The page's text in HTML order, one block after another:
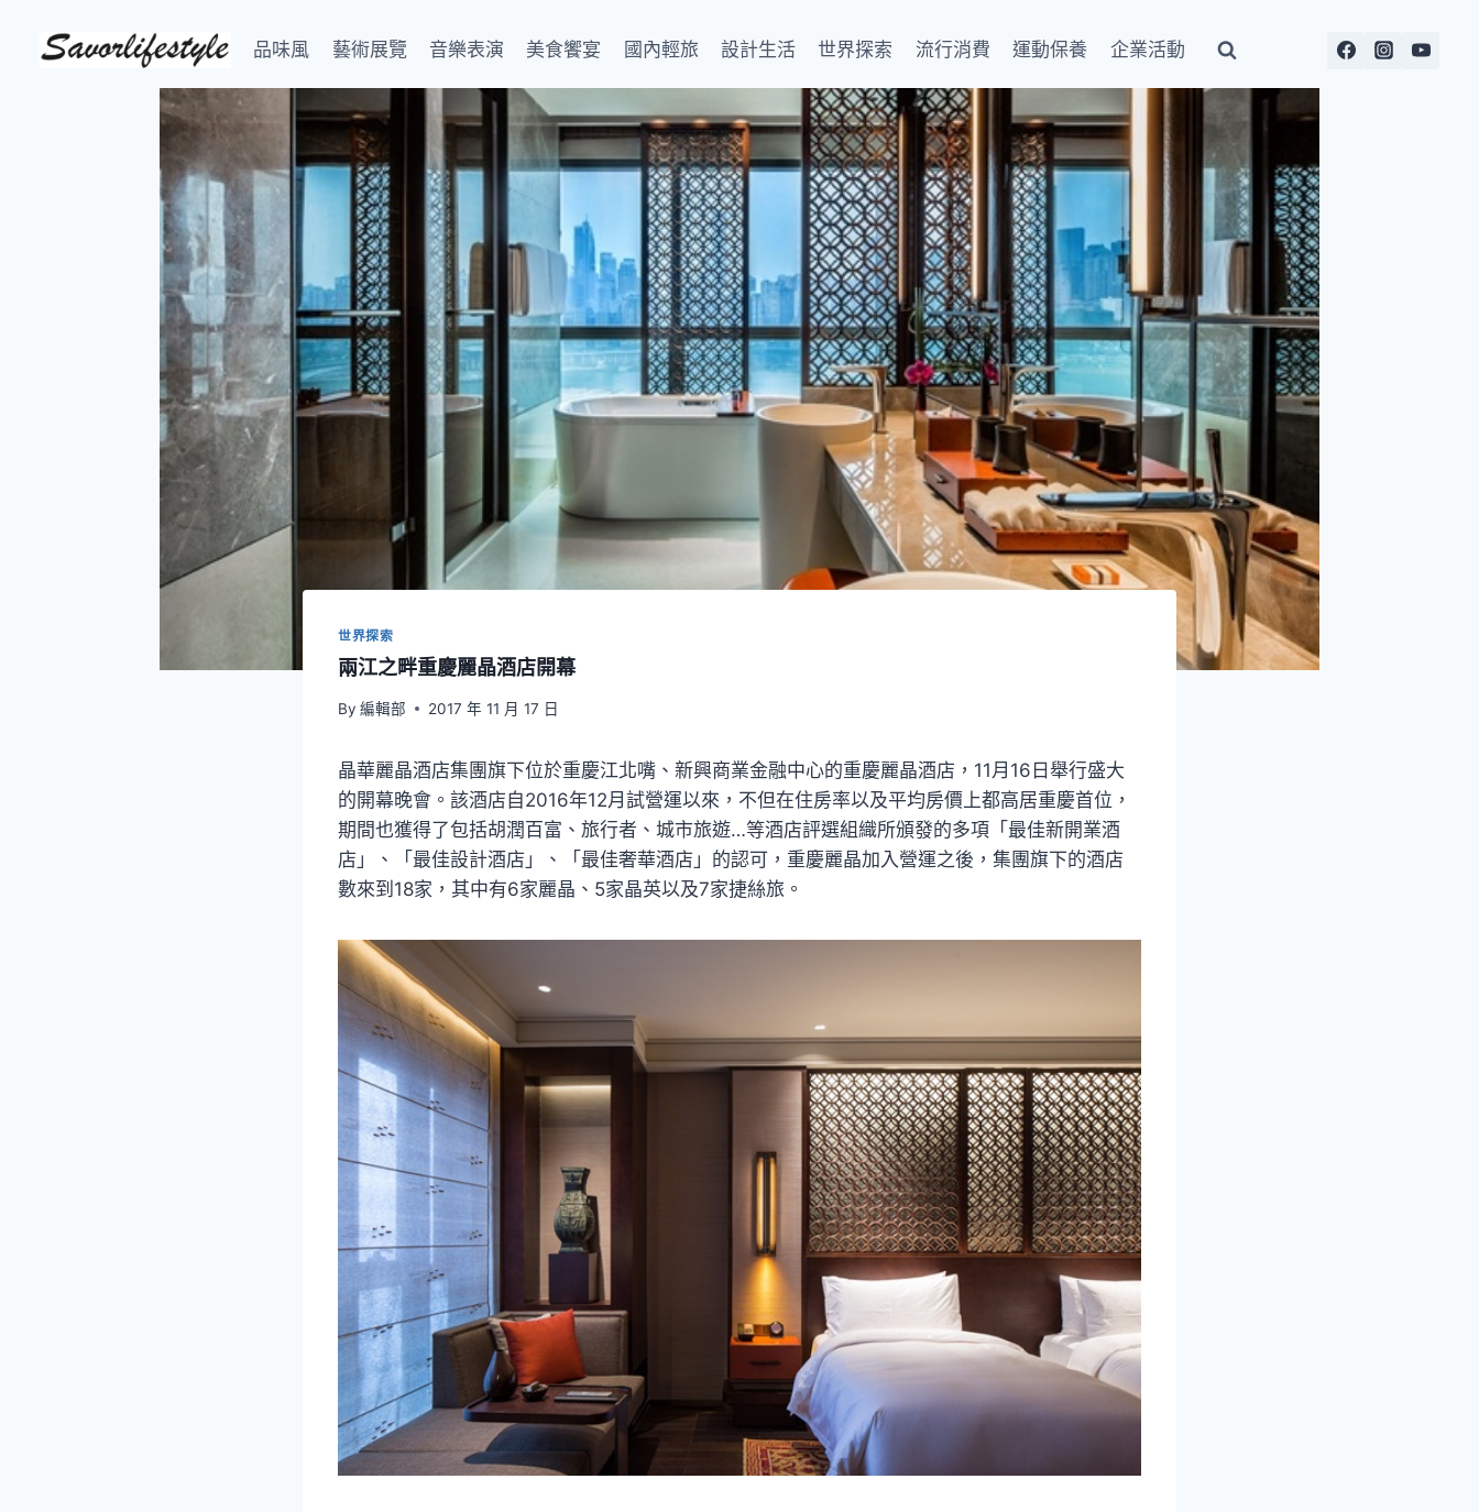
品味風 藝術展覽 音樂表演 美食饗宴 國內輕旅 設計生活 世界探索 流行消費 運動保養 企業活動
世界探索
兩江之畔重慶麗晶酒店開幕
By 編輯部 2017 年 11 月 17 日
晶華麗晶酒店集團旗下位於重慶江北嘴、新興商業金融中心的重慶麗晶酒店，11月16日舉行盛大
的開幕晚會。該酒店自2016年12月試營運以來，不但在住房率以及平均房價上都高居重慶首位，
期間也獲得了包括胡潤百富、旅行者、城市旅遊…等酒店評選組織所頒發的多項「最佳新開業酒
店」、「最佳設計酒店」、「最佳奢華酒店」的認可，重慶麗晶加入營運之後，集團旗下的酒店
數來到18家，其中有6家麗晶、5家晶英以及7家捷絲旅。